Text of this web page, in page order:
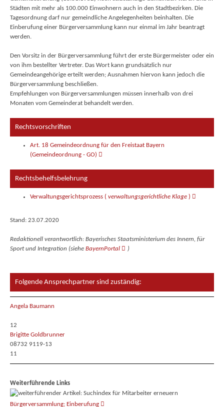
Städten mit mehr als 100.000 Einwohnern auch in den Stadtbezirken. Die
Tagesordnung darf nur gemeindliche Angelegenheiten beinhalten. Die
Einberufung einer Bürgerversammlung kann nur einmal im Jahr beantragt
werden.
Den Vorsitz in der Bürgerversammlung führt der erste Bürgermeister oder ein
von ihm bestellter Vertreter. Das Wort kann grundsätzlich nur
Gemeindeangehörige erteilt werden; Ausnahmen hiervon kann jedoch die
Bürgerversammlung beschließen.
Empfehlungen von Bürgerversammlungen müssen innerhalb von drei
Monaten vom Gemeinderat behandelt werden.
Rechtsvorschriften
Art. 18 Gemeindeordnung für den Freistaat Bayern
(Gemeindeordnung - GO)
Rechtsbehelfsbelehrung
Verwaltungsgerichtsprozess ( verwaltungsgerichtliche Klage)
Stand: 23.07.2020
Redaktionell verantwortlich: Bayerisches Staatsministerium des Innern, für
Sport und Integration (siehe BayernPortal )
Folgende Ansprechpartner sind zuständig:
Angela Baumann
12
Brigitte Goldbrunner
08732 9119-13
11
Weiterführende Links
Bürgerversammlung; Einberufung